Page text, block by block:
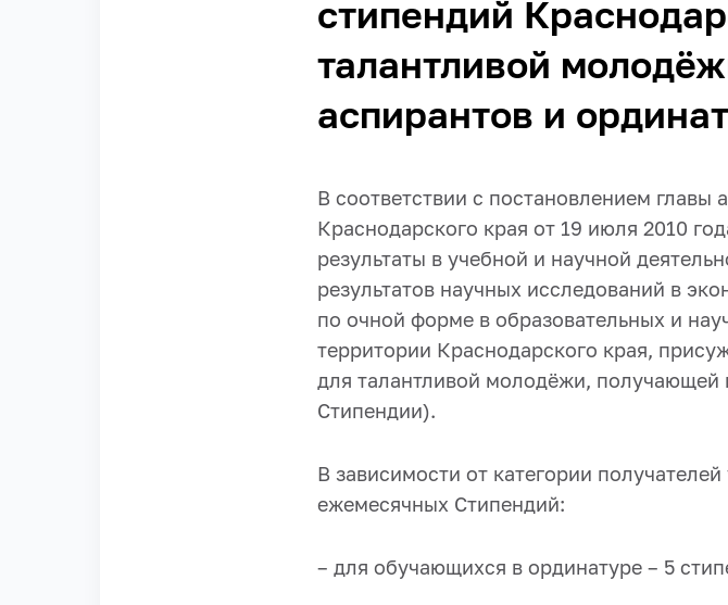
стипендий
талантливой
аспирантов и
В соответствии с постановлением главы
Краснодарского края от 19 июля 2010
результаты в учебной и научной
результатов научных исследований в
по очной форме в образовательных и
территории Краснодарского края,
для талантливой молодёжи, получающей
Стипендии).
В зависимости от категории
ежемесячных Стипендий:
– для обучающихся в ординатуре – 5